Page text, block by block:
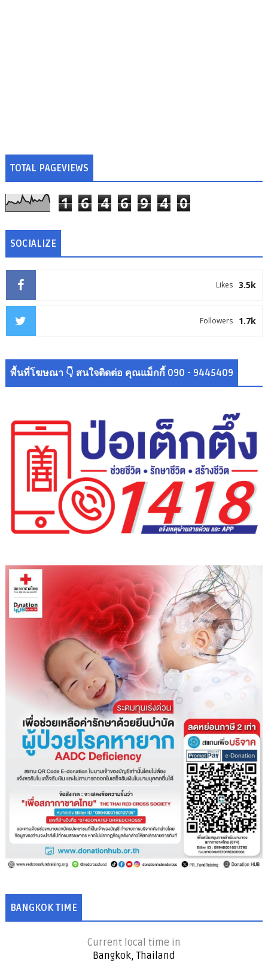
TOTAL PAGEVIEWS
1 6 4 6 9 4 0
SOCIALIZE
3.5k
Likes
1.7k
Followers
พื้นที่โฆษณา 👇 สนใจติดต่อ คุณแม็กกี้ 090 - 9445409
BANGKOK TIME
Current local time in
Bangkok, Thailand